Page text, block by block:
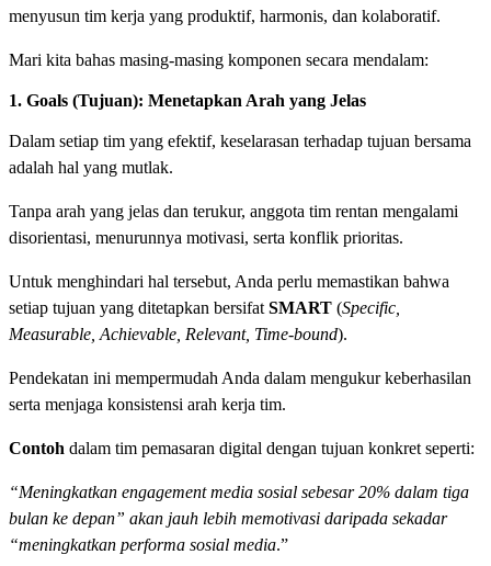
menyusun tim kerja yang produktif, harmonis, dan kolaboratif.
Mari kita bahas masing-masing komponen secara mendalam:
1. Goals (Tujuan): Menetapkan Arah yang Jelas
Dalam setiap tim yang efektif, keselarasan terhadap tujuan bersama
adalah hal yang mutlak.
Tanpa arah yang jelas dan terukur, anggota tim rentan mengalami
disorientasi, menurunnya motivasi, serta konflik prioritas.
Untuk menghindari hal tersebut, Anda perlu memastikan bahwa
setiap tujuan yang ditetapkan bersifat SMART (Specific,
Measurable, Achievable, Relevant, Time-bound).
Pendekatan ini mempermudah Anda dalam mengukur keberhasilan
serta menjaga konsistensi arah kerja tim.
Contoh dalam tim pemasaran digital dengan tujuan konkret seperti:
“Meningkatkan engagement media sosial sebesar 20% dalam tiga
bulan ke depan” akan jauh lebih memotivasi daripada sekadar
“meningkatkan performa sosial media.”